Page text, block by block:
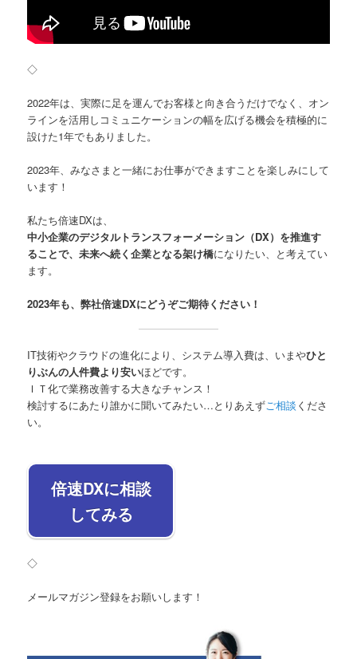
◇
2022年は、実際に足を運んでお客様と向き合うだけでなく、オン
ラインを活用しコミュニケーションの幅を広げる機会を積極的に
設けた1年でもありました。
2023年、みなさまと一緒にお仕事ができますことを楽しみにして
います！
私たち倍速DXは、
中小企業のデジタルトランスフォーメーション（DX）を推進す
ることで、未来へ続く企業となる架け橋になりたい、と考えてい
ます。
2023年も、弊社倍速DXにどうぞご期待ください！
IT技術やクラウドの進化により、システム導入費は、いまやひと
りぶんの人件費より安いほどです。
ＩＴ化で業務改善する大きなチャンス！
検討するにあたり誰かに聞いてみたい…とりあえずご相談 くださ
い。
倍速DXに相談
してみる
◇
メールマガジン登録をお願いします！